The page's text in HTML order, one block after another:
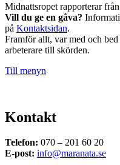
Midnattsropet rapporterar från
Vill du ge en gåva?
på Kontaktsidan.
Framför allt, var med och
arbeterare till skörden.
Till menyn
Kontakt
Telefon: 070 – 201 60 20
E-post: info@maranata.se